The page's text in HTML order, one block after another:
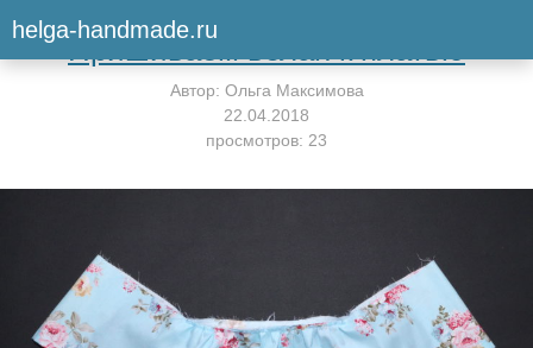
helga-handmade.ruВернуться к мастер-классу
Пришиваем волан к платью
Автор: Ольга Максимова
22.04.2018
просмотров: 23